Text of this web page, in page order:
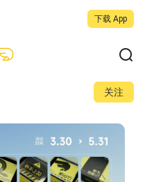
下载 App
关注